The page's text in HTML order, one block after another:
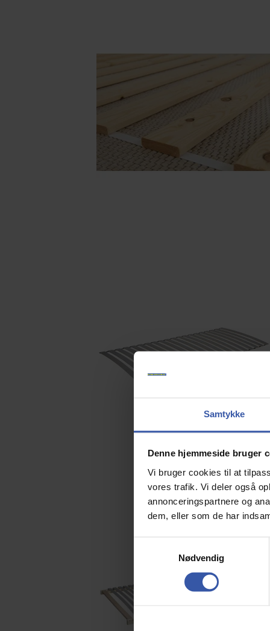
Samtykke
Denne hjemmeside bruger
Vi bruger cookies til at
vores trafik. Vi deler også
annonceringspartnere og
dem, eller som de har
t
Nødvendig